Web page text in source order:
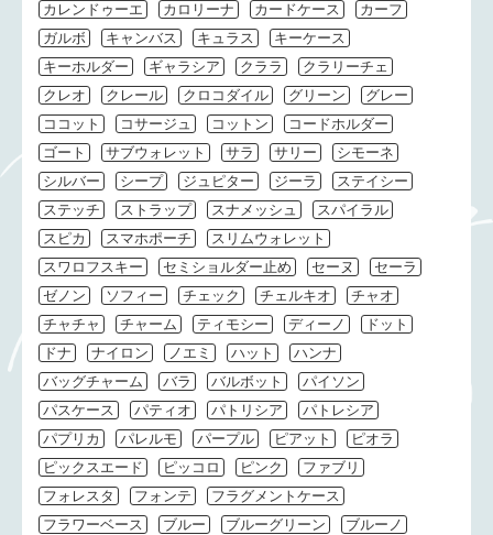
カレンドゥーエ
カロリーナ カードケース
カーフ
ガルボ
キャンバス キュラス
キーケース
キーホルダー
ギャラシア クララ
クラリーチェ
クレオ
クレール クロコダイル グリーン
グレー
ココット
コサージュ コットン
コードホルダー
ゴート
サブウォレット サラ サリー
シモーネ
シルバー
シープ ジュピター ジーラ
ステイシー
ステッチ
ストラップ スナメッシュ
スパイラル
スピカ
スマホポーチ
スリムウォレット
スワロフスキー
セミショルダー止め セーヌ
セーラ
ゼノン
ソフィー チェック チェルキオ
チャオ
チャチャ
チャーム ティモシー ディーノ
ドット
ドナ
ナイロン ノエミ ハット
ハンナ
バッグチャーム
バラ バルボット
パイソン
パスケース
パティオ パトリシア
パトレシア
パプリカ
パレルモ パープル ピアット
ピオラ
ピックスエード
ピッコロ ピンク
ファブリ
フォレスタ
フォンテ
フラグメントケース
フラワーベース
ブルー ブルーグリーン
ブルーノ